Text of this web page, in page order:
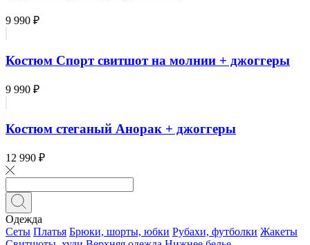
9 990 ₽
Костюм Спорт свитшот на молнии + джоггеры
9 990 ₽
Костюм стеганый Анорак + джоггеры
12 990 ₽
Одежда
Сеты Платья Брюки, шорты, юбки Рубахи, футболки Жакеты